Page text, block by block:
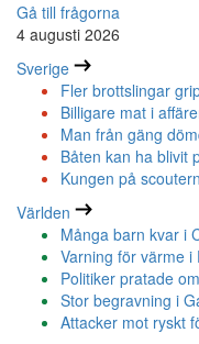
Gå till frågorna
4 augusti 2026
Sverige
Fler brottslingar
Billigare mat i
Man från gäng
Båten kan ha blivit
Kungen på
Världen
Många barn kvar i
Varning för värme i
Politiker pratade
Stor begravning i
Attacker mot ryskt